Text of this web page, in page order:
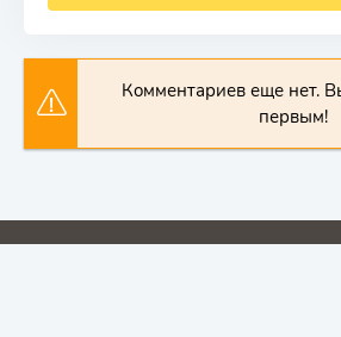
Комментариев еще нет.
первым!